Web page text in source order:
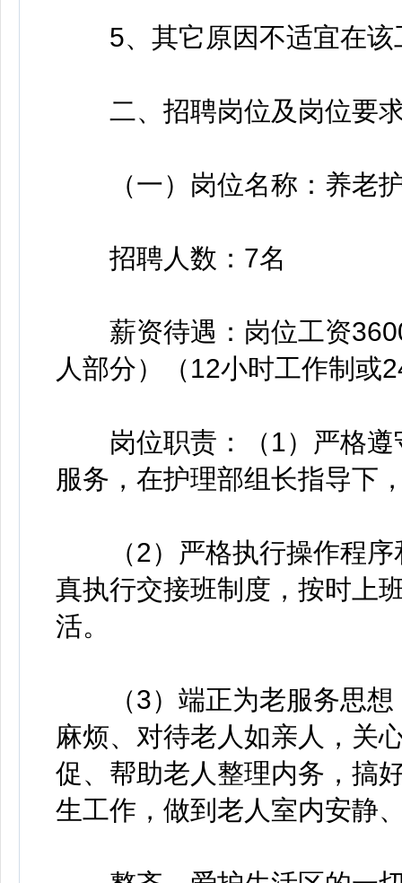
5、其它原因不适宜在该
二、招聘岗位及岗位要
（一）岗位名称：养老
招聘人数：7名
薪资待遇：岗位工资
人部分）（12小时工作制或
岗位职责：（1）严格遵
服务，在护理部组长指导下
（2）严格执行操作程序
真执行交接班制度，按时上
活。
（3）端正为老服务思想
麻烦、对待老人如亲人，关
促、帮助老人整理内务，搞
生工作，做到老人室内安静